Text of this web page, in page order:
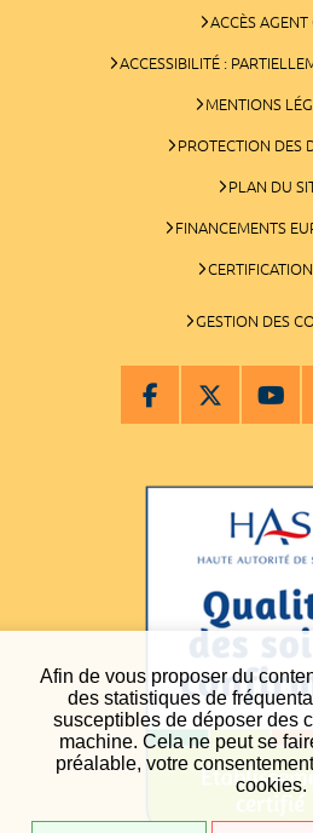
Afin de vous proposer du
des statistiques de
susceptibles de déposer des
machine. Cela ne peut se
préalable, votre
cookies.
ACCÈS AGENT
ACCESSIBILITÉ :
MENTIONS
PROTECTION DES
PLAN DU
FINANCEMENTS
GESTION DES